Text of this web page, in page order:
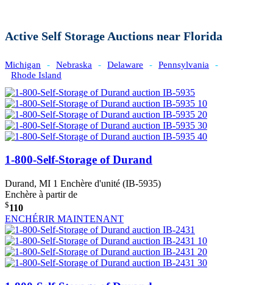
Active Self Storage Auctions near Florida
Michigan - Nebraska - Delaware - Pennsylvania
-
Rhode Island
1-800-Self-Storage of Durand
Durand, MI 1 Enchère d'unité (IB-5935)
Enchère à partir de
$110
ENCHÉRIR MAINTENANT